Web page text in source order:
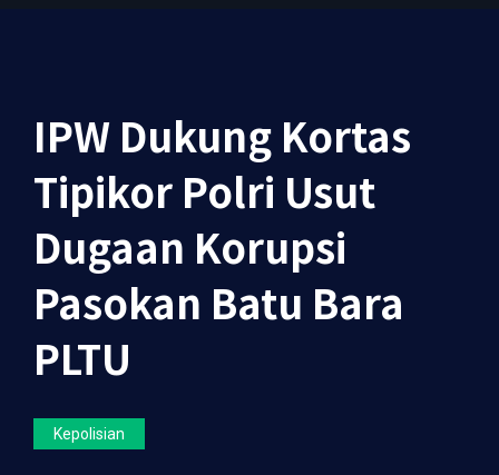
IPW Dukung Kortas
Tipikor Polri Usut
Dugaan Korupsi
Pasokan Batu Bara
PLTU
Kepolisian